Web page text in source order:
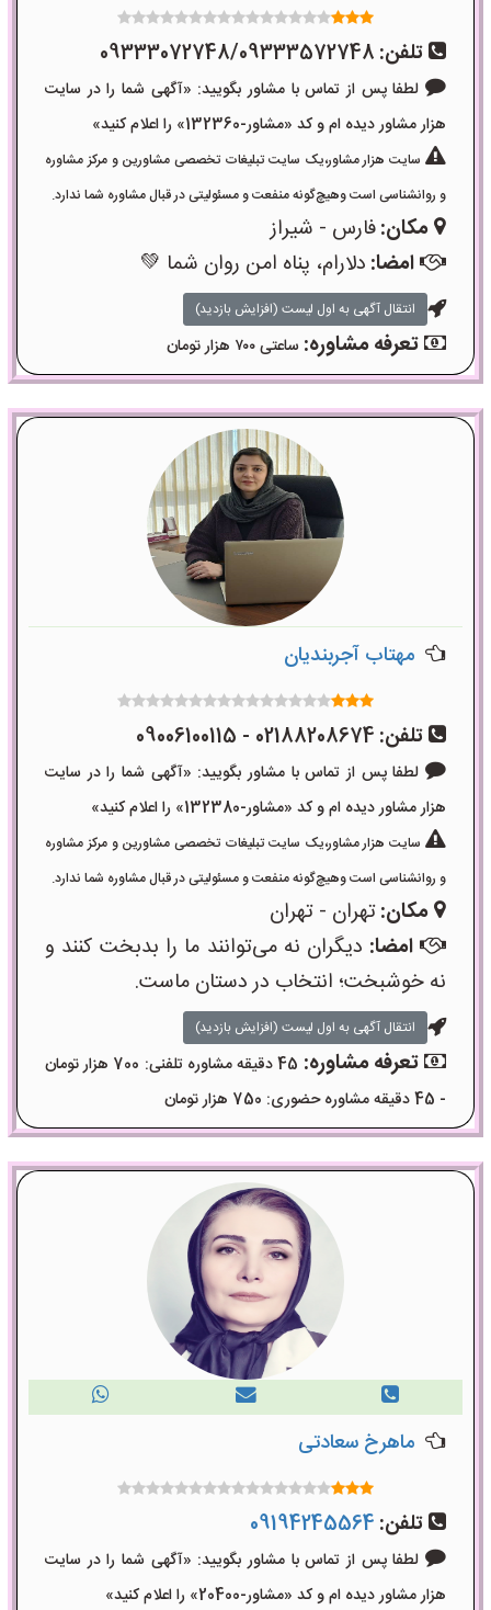
تلفن: 09333072748/09333572748
لطفا پس از تماس با مشاور بگویید: «آگهی شما را در سایت
هزار مشاور دیده ام و کد «مشاور-132360» را اعلام کنید»
سایت هزار مشاور،یک سایت تبلیغات تخصصی مشاورین و مرکز مشاوره
و روانشناسی است وهیچ‌گونه منفعت و مسئولیتی در قبال مشاوره شما ندارد.
مکان:فارس - شیراز
امضا: دلارام، پناه امن روان شما 💚
انتقال آگهی به اول لیست (افزایش بازدید)
تعرفه مشاوره: ساعتی ۷۰۰ هزار تومان
مهتاب آجربندیان
تلفن: 02188208674 - 09006100115
لطفا پس از تماس با مشاور بگویید: «آگهی شما را در سایت
هزار مشاور دیده ام و کد «مشاور-132380» را اعلام کنید»
سایت هزار مشاور،یک سایت تبلیغات تخصصی مشاورین و مرکز مشاوره
و روانشناسی است وهیچ‌گونه منفعت و مسئولیتی در قبال مشاوره شما ندارد.
مکان:تهران - تهران
امضا: دیگران نه می‌توانند ما را بدبخت کنند و
نه خوشبخت؛ انتخاب در دستان ماست.
انتقال آگهی به اول لیست (افزایش بازدید)
تعرفه مشاوره:
45 دقیقه مشاوره تلفنی: 700 هزار تومان
- 45 دقیقه مشاوره حضوری: 750 هزار تومان
ماهرخ سعادتی
تلفن: 09194245564
لطفا پس از تماس با مشاور بگویید: «آگهی شما را در سایت
هزار مشاور دیده ام و کد «مشاور-20400» را اعلام کنید»